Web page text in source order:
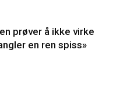
prøver å ikke virke
en ren spiss»